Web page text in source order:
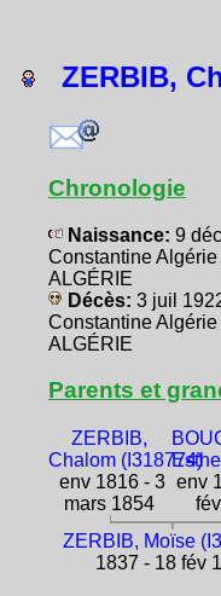
ZERBIB,
Chronologie
Naissance: 9
Constantine
ALGÉRIE
Décès: 3 juil
Constantine
ALGÉRIE
Parents et
ZERBIB,
Chalom (I318774)
env 1816 - 3
mars 1854
env
ZERBIB, Moïse
1837 - 18 fév